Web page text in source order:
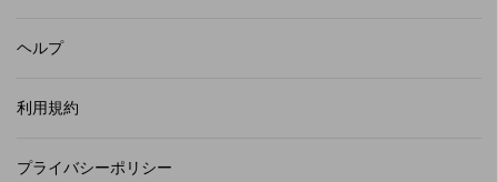
ヘルプ
利用規約
プライバシーポリシー